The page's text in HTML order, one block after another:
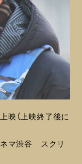
映（上映終了後に
マ渋谷 スクリ